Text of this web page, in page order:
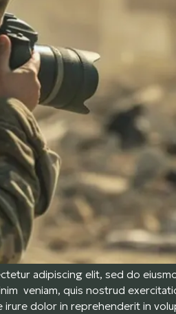
adipiscing elit, sed do
veniam, quis nostrud
dolor in reprehenderit in